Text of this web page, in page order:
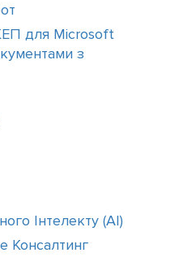
для Microsoft
з
Інтелекту (АІ)
Консалтинг